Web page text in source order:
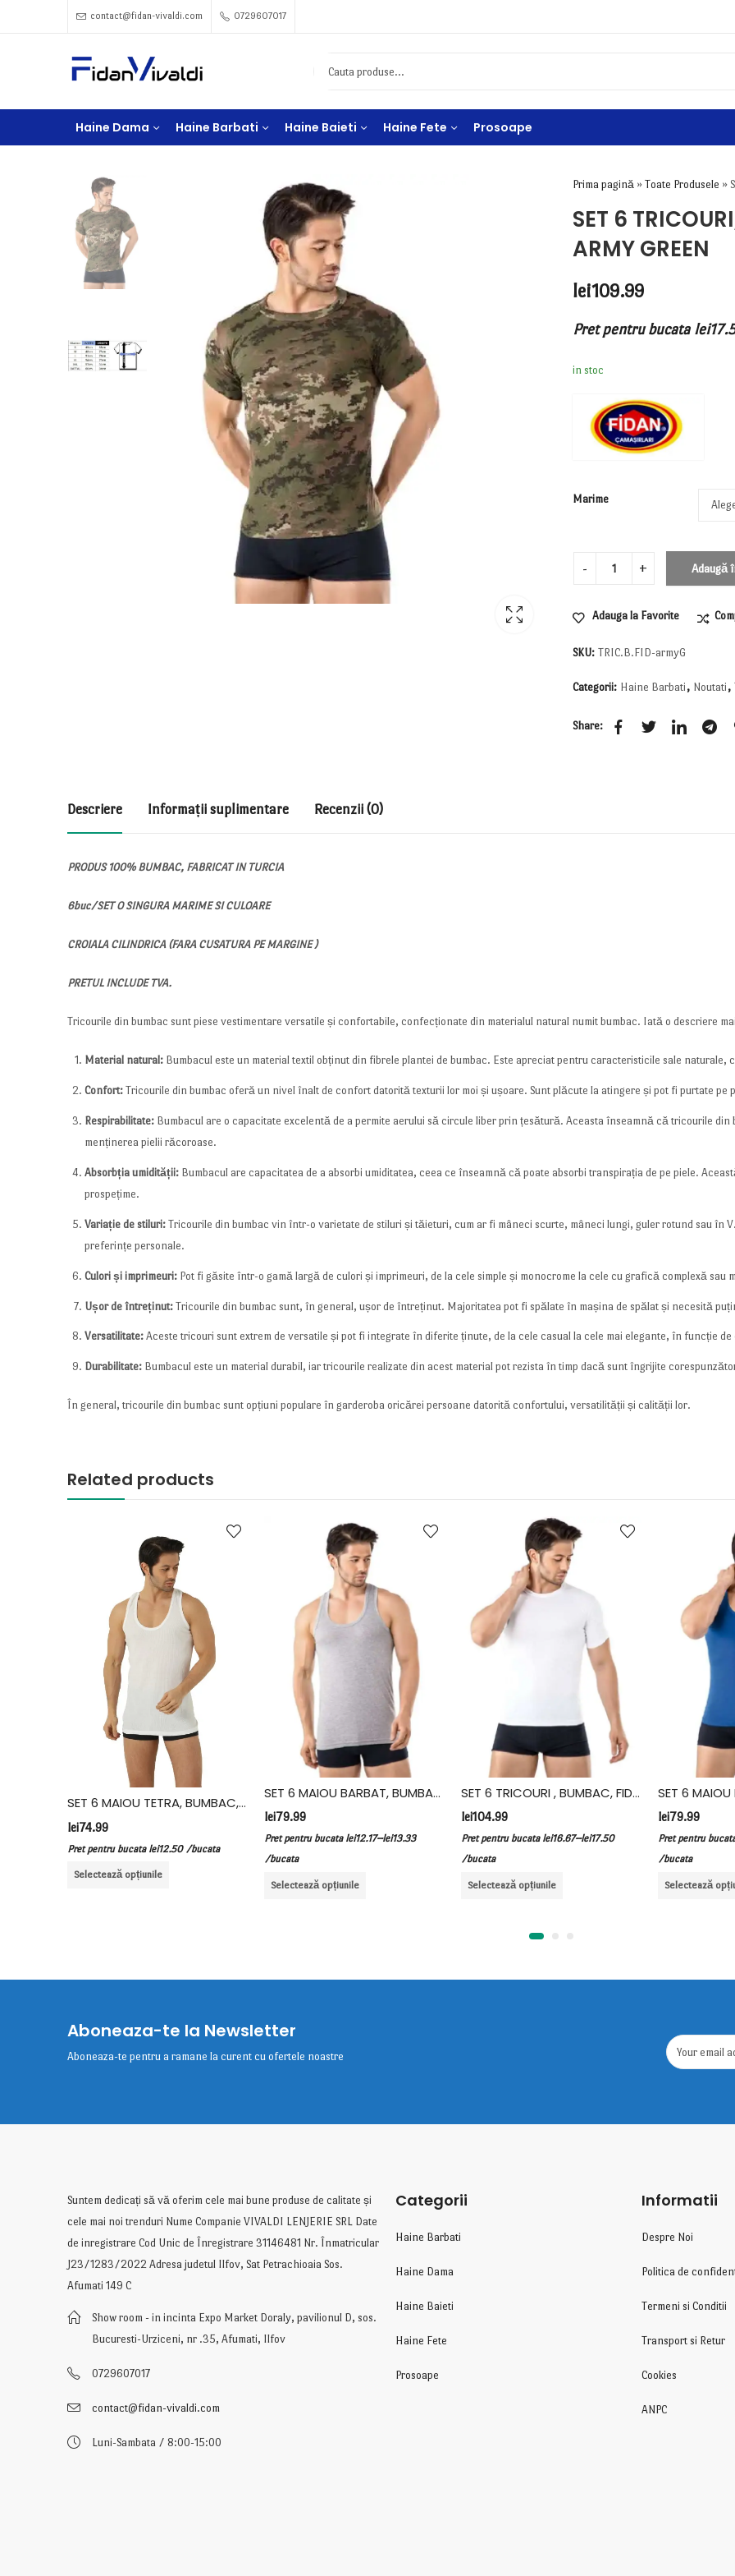
contact@fidan-vivaldi.com 0729607017
Haine Dama Haine Barbati Haine Baieti Haine Fete Prosoape
Prima pagină » Toate Produsele »
SET 6
ARMY GREEN
lei109.99
Pret pentru bucata lei
in stoc
Marime
Adaugă
Adauga la Favorite
SKU: TRIC.B.FID-armyG
Categorii: Haine Barbati , Noutati ,
Share:
Descriere Informații suplimentare Recenzii (0)
PRODUS 100% BUMBAC, FABRICAT IN TURCIA
6buc/SET O SINGURA MARIME SI CULOARE
CROIALA CILINDRICA (FARA CUSATURA PE MARGINE )
PRETUL INCLUDE TVA.
Tricourile din bumbac sunt piese vestimentare versatile și confortabile, confecționate din materialul natural numit bumbac. Iată o descriere
Material natural: Bumbacul este un material textil obținut din fibrele plantei de bumbac. Este apreciat pentru caracteristicile sale naturale,
Confort: Tricourile din bumbac oferă un nivel înalt de confort datorită texturii lor moi și ușoare. Sunt plăcute la atingere și pot fi purtate
Respirabilitate: Bumbacul are o capacitate excelentă de a permite aerului să circule liber prin țesătură. Aceasta înseamnă că tricourile
menținerea pielii răcoroase.
Absorbția umidității: Bumbacul are capacitatea de a absorbi umiditatea, ceea ce înseamnă că poate absorbi transpirația de pe piele.
prospețime.
Variație de stiluri: Tricourile din bumbac vin într-o varietate de stiluri și tăieturi, cum ar fi mâneci scurte, mâneci lungi, guler rotund sau în
preferințe personale.
Culori și imprimeuri: Pot fi găsite într-o gamă largă de culori și imprimeuri, de la cele simple și monocrome la cele cu grafică complexă sau
Ușor de întreținut: Tricourile din bumbac sunt, în general, ușor de întreținut. Majoritatea pot fi spălate în mașina de spălat și necesită
Versatilitate: Aceste tricouri sunt extrem de versatile și pot fi integrate în diferite ținute, de la cele casual la cele mai elegante, în funcție
Durabilitate: Bumbacul este un material durabil, iar tricourile realizate din acest material pot rezista în timp dacă sunt îngrijite
În general, tricourile din bumbac sunt opțiuni populare în garderoba oricărei persoane datorită confortului, versatilității și calității lor.
Related products
SET 6 MAIOU TETRA, BUMBAC, FIDAN, ALB
lei74.99
Pret pentru bucata lei12.50 /bucata
Selectează opțiunile
SET 6 MAIOU BARBAT, BUMBAC, FIDAN, GRI
lei79.99
Pret pentru bucata lei12.17–lei13.33
/bucata
Selectează opțiunile
SET 6 TRICOURI , BUMBAC, FIDAN, ALB
lei104.99
Pret pentru bucata lei16.67–lei17.50
/bucata
Selectează opțiunile
lei79.99
Pret pentru
/bucata
Selectează
Aboneaza-te la Newsletter
Aboneaza-te pentru a ramane la curent cu ofertele noastre
Suntem dedicați să vă oferim cele mai bune produse de calitate și
cele mai noi trenduri Nume Companie VIVALDI LENJERIE SRL Date
de inregistrare Cod Unic de Înregistrare 31146481 Nr. Înmatricular
J23/1283/2022 Adresa judetul Ilfov, Sat Petrachioaia Sos.
Afumati 149 C
Show room - in incinta Expo Market Doraly, pavilionul D, sos.
Bucuresti-Urziceni, nr .35, Afumati, Ilfov
0729607017
contact@fidan-vivaldi.com
Luni-Sambata / 8:00-15:00
Categorii
Haine Barbati
Haine Dama
Haine Baieti
Haine Fete
Prosoape
Informatii
Despre Noi
Politica de
Termeni si Conditii
Transport si Retur
Cookies
ANPC